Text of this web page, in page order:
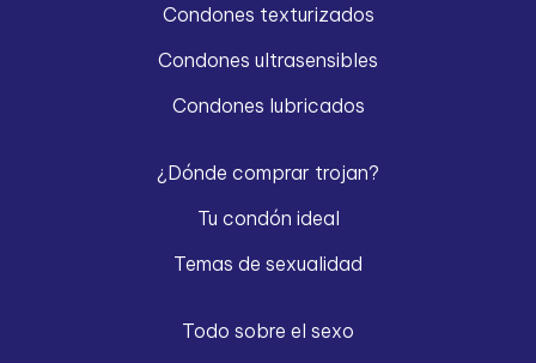
Condones texturizados
Condones ultrasensibles
Condones lubricados
¿Dónde comprar trojan?
Tu condón ideal
Temas de sexualidad
Todo sobre el sexo